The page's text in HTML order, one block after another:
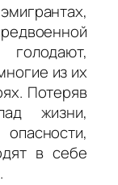
из их
Потеряв
жизни,
в себе